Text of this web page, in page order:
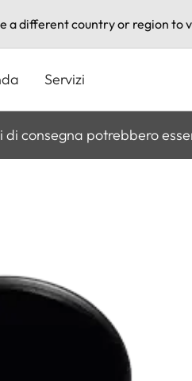
a different country or region to
Servizi
consegna potrebbero